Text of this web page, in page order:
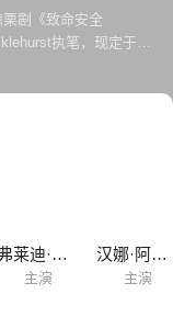
剧《致命安全
执笔，现定于美
C. Hall在剧中饰
生活，而且更把秘密
弗莱迪·索普
主演
汉娜·阿特登
主演